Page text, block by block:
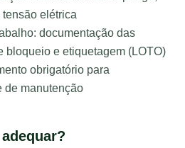
elétrica
documentação das
bloqueio e etiquetagem (LOTO)
obrigatório para
de manutenção